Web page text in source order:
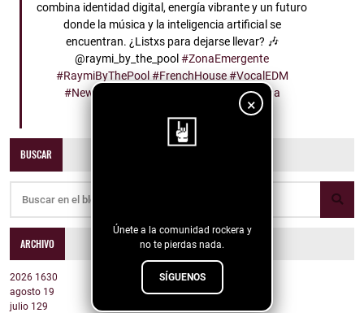
×
Únete a la comunidad rockera y
no te pierdas nada.
SÍGUENOS
combina identidad digital, energía vibrante y un futuro
donde la música y la inteligencia artificial se
encuentran. ¿Listxs para dejarse llevar? 🎶
@raymi_by_the_pool #ZonaEmergente
#RaymiByThePool #FrenchHouse #VocalEDM
#NewMusicFriday
♬ sonido original - Zona
BUSCAR
ARCHIVO
2026 1630
agosto 19
julio 129